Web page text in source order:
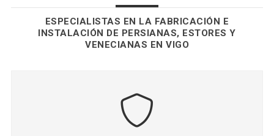
ESPECIALISTAS EN LA FABRICACIÓN E
INSTALACIÓN DE PERSIANAS, ESTORES Y
VENECIANAS EN VIGO